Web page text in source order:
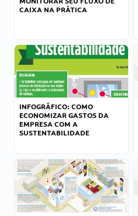
CAIXA NA PRÁTICA
INFOGRÁFICO: COMO
ECONOMIZAR GASTOS DA
EMPRESA COM A
SUSTENTABILIDADE